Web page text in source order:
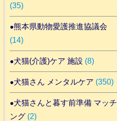
(35)
熊本県動物愛護推進協議会
(14)
犬猫(介護)ケア 施設 (8)
犬猫さん メンタルケア (350)
犬猫さんと暮す前準備 マッチ
ング(2)